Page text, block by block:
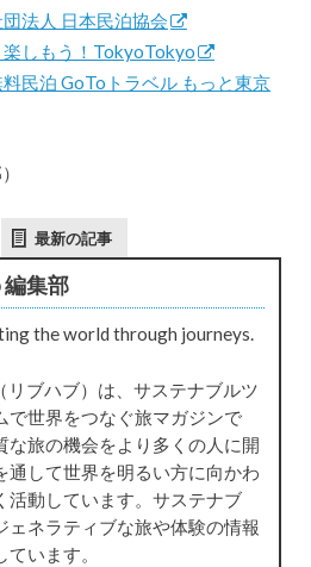
法人 日本民泊協会
楽しもう！TokyoTokyo
民泊 GoToトラベル もっと東京
最新の記事
編集部
the world through journeys.
リブハブ）は、サステナブルツ
で世界をつなぐ旅マガジンで
な旅の機会をより多くの人に開
通して世界を明るい方に向かわ
活動しています。サステナブ
ェネラティブな旅や体験の情報
ています。